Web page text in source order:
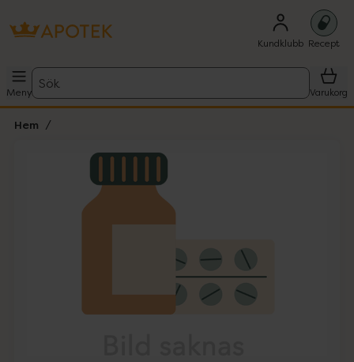
Kundklubb Recept
Meny
Sök
Varukorg
Hem
Lista: . Innehåller 1 objekt.